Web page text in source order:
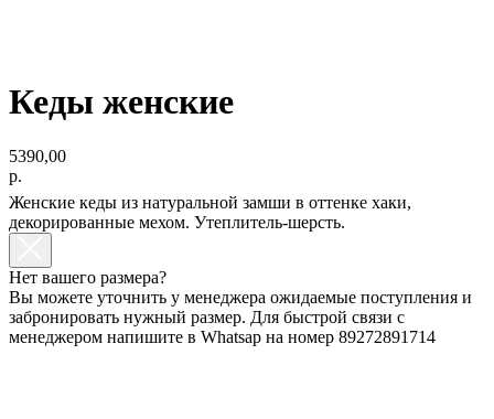
Кеды женские
5390,00
р.
Женские кеды из натуральной замши в оттенке хаки,
декорированные мехом. Утеплитель-шерсть.
Нет вашего размера?
Вы можете уточнить у менеджера ожидаемые поступления и
забронировать нужный размер. Для быстрой связи с
менеджером напишите в Whatsap на номер 89272891714